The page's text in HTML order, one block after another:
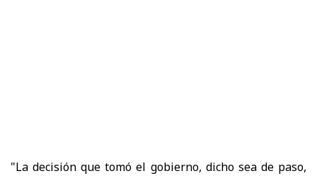
"La decisión que tomó el gobierno, dicho sea de paso,